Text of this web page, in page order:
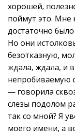
хорошей,
поймут это. Мне
достаточно
Но они
безотказную,
ждала, ждала, и
непробиваемую
— говорила
слезы подолом
так со мной? Я
моего имени, а